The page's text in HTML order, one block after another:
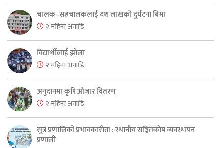
चालक–सहचालकलाई दश लाखको दुर्घटना बिमा
२ महिना अगाडि
विद्यार्थीलाई झोला
२ महिना अगाडि
अनुदानमा कृषि औजार वितरण
२ महिना अगाडि
सुत्र प्रणालिको प्रभावकारीता : स्थानीय सञ्चितकोष व्यवस्थापन
प्रणाली